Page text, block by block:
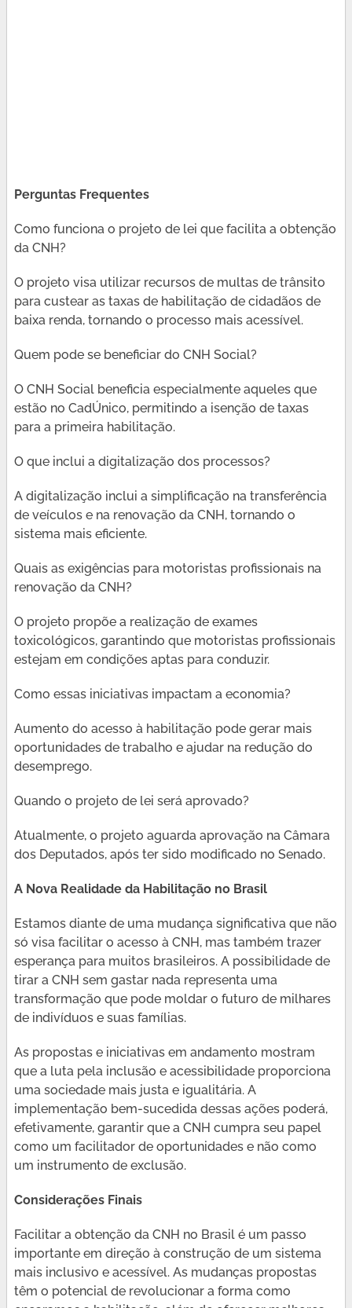
Perguntas Frequentes
Como funciona o projeto de lei que facilita a obtenção
da CNH?
O projeto visa utilizar recursos de multas de trânsito
para custear as taxas de habilitação de cidadãos de
baixa renda, tornando o processo mais acessível.
Quem pode se beneficiar do CNH Social?
O CNH Social beneficia especialmente aqueles que
estão no CadÚnico, permitindo a isenção de taxas
para a primeira habilitação.
O que inclui a digitalização dos processos?
A digitalização inclui a simplificação na transferência
de veículos e na renovação da CNH, tornando o
sistema mais eficiente.
Quais as exigências para motoristas profissionais na
renovação da CNH?
O projeto propõe a realização de exames
toxicológicos, garantindo que motoristas profissionais
estejam em condições aptas para conduzir.
Como essas iniciativas impactam a economia?
Aumento do acesso à habilitação pode gerar mais
oportunidades de trabalho e ajudar na redução do
desemprego.
Quando o projeto de lei será aprovado?
Atualmente, o projeto aguarda aprovação na Câmara
dos Deputados, após ter sido modificado no Senado.
A Nova Realidade da Habilitação no Brasil
Estamos diante de uma mudança significativa que não
só visa facilitar o acesso à CNH, mas também trazer
esperança para muitos brasileiros. A possibilidade de
tirar a CNH sem gastar nada representa uma
transformação que pode moldar o futuro de milhares
de indivíduos e suas famílias.
As propostas e iniciativas em andamento mostram
que a luta pela inclusão e acessibilidade proporciona
uma sociedade mais justa e igualitária. A
implementação bem-sucedida dessas ações poderá,
efetivamente, garantir que a CNH cumpra seu papel
como um facilitador de oportunidades e não como
um instrumento de exclusão.
Considerações Finais
Facilitar a obtenção da CNH no Brasil é um passo
importante em direção à construção de um sistema
mais inclusivo e acessível. As mudanças propostas
têm o potencial de revolucionar a forma como